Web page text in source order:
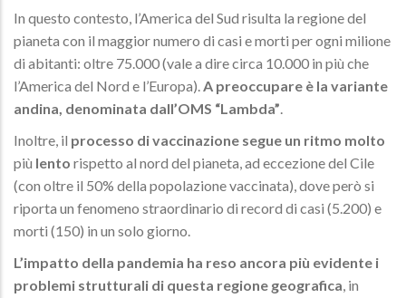
In questo contesto, l’America del Sud risulta la regione del
pianeta con il maggior numero di casi e morti per ogni milione
di abitanti: oltre 75.000 (vale a dire circa 10.000 in più che
l’America del Nord e l’Europa).A preoccupare è la variante
andina, denominata dall’OMS “Lambda”.
Inoltre, il processo di vaccinazione segue un ritmo molto
più lento rispetto al nord del pianeta, ad eccezione del Cile
(con oltre il 50% della popolazione vaccinata), dove però si
riporta un fenomeno straordinario di record di casi (5.200) e
morti (150) in un solo giorno.
L’impatto della pandemia ha reso ancora più evidente i
problemi strutturali di questa regione geografica, in